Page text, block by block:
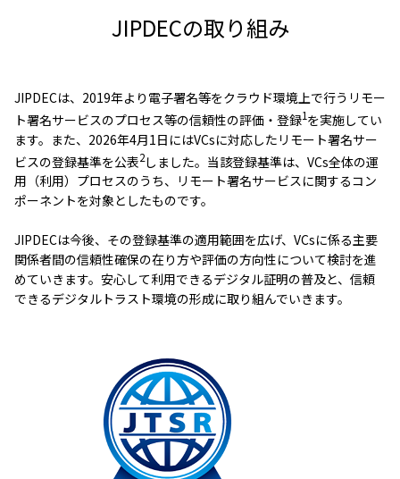
JIPDECの取り組み
JIPDECは、2019年より電子署名等をクラウド環境上で行うリモー
ト署名サービスのプロセス等の信頼性の評価・登録1を実施してい
ます。また、2026年4月1日にはVCsに対応したリモート署名サー
ビスの登録基準を公表2しました。当該登録基準は、VCs全体の運
用（利用）プロセスのうち、リモート署名サービスに関するコン
ポーネントを対象としたものです。
JIPDECは今後、その登録基準の適用範囲を広げ、VCsに係る主要
関係者間の信頼性確保の在り方や評価の方向性について検討を進
めていきます。安心して利用できるデジタル証明の普及と、信頼
できるデジタルトラスト環境の形成に取り組んでいきます。